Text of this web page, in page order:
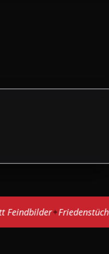
✦Friedenstüchtig